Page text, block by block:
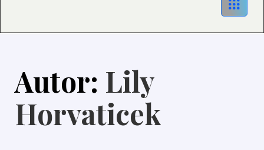
Autor: Lily
Horvaticek